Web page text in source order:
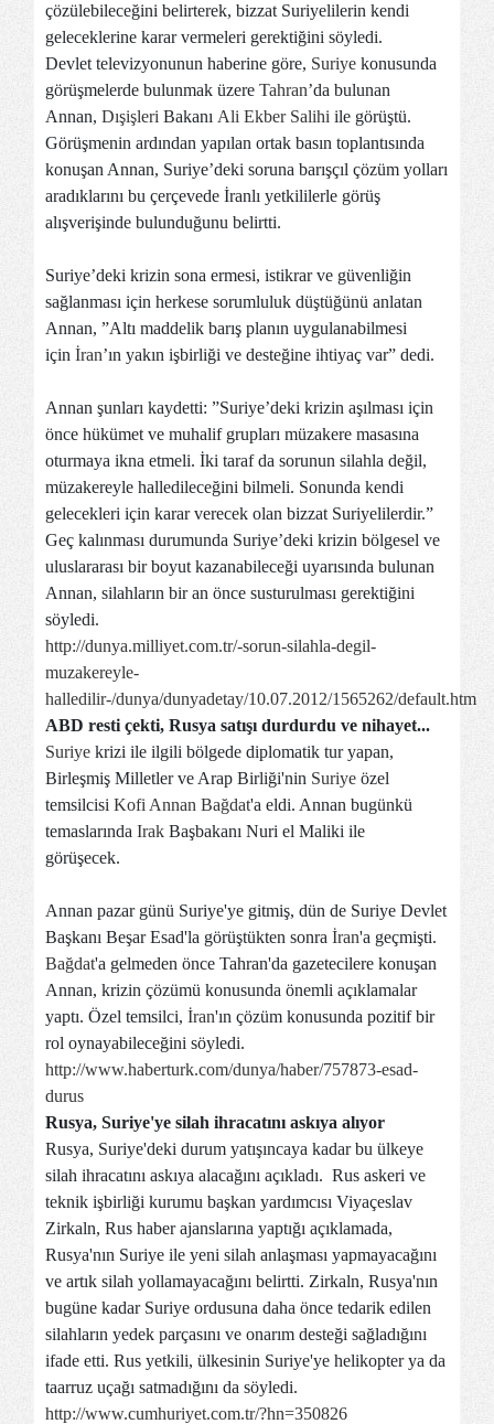
çözülebileceğini belirterek, bizzat Suriyelilerin kendi
geleceklerine karar vermeleri gerektiğini söyledi.
Devlet televizyonunun haberine göre, Suriye konusunda
görüşmelerde bulunmak üzere Tahran’da bulunan
Annan, Dışişleri Bakanı Ali Ekber Salihi ile görüştü.
Görüşmenin ardından yapılan ortak basın toplantısında
konuşan Annan, Suriye’deki soruna barışçıl çözüm yolları
aradıklarını bu çerçevede İranlı yetkililerle görüş
alışverişinde bulunduğunu belirtti.
Suriye’deki krizin sona ermesi, istikrar ve güvenliğin
sağlanması için herkese sorumluluk düştüğünü anlatan
Annan, ”Altı maddelik barış planın uygulanabilmesi
için İran’ın yakın işbirliği ve desteğine ihtiyaç var” dedi.
Annan şunları kaydetti: ”Suriye’deki krizin aşılması için
önce hükümet ve muhalif grupları müzakere masasına
oturmaya ikna etmeli. İki taraf da sorunun silahla değil,
müzakereyle halledileceğini bilmeli. Sonunda kendi
gelecekleri için karar verecek olan bizzat Suriyelilerdir.”
Geç kalınması durumunda Suriye’deki krizin bölgesel ve
uluslararası bir boyut kazanabileceği uyarısında bulunan
Annan, silahların bir an önce susturulması gerektiğini
söyledi.
http://dunya.milliyet.com.tr/-sorun-silahla-degil-
muzakereyle-
halledilir-/dunya/dunyadetay/10.07.2012/1565262/default.htm
ABD resti çekti, Rusya satışı durdurdu ve nihayet...
Suriye krizi ile ilgili bölgede diplomatik tur yapan,
Birleşmiş Milletler ve Arap Birliği'nin Suriye özel
temsilcisi Kofi Annan Bağdat'a eldi. Annan bugünkü
temaslarında Irak Başbakanı Nuri el Maliki ile
görüşecek.
Annan pazar günü Suriye'ye gitmiş, dün de Suriye Devlet
Başkanı Beşar Esad'la görüştükten sonra İran'a geçmişti.
Bağdat'a gelmeden önce Tahran'da gazetecilere konuşan
Annan, krizin çözümü konusunda önemli açıklamalar
yaptı. Özel temsilci, İran'ın çözüm konusunda pozitif bir
rol oynayabileceğini söyledi.
http://www.haberturk.com/dunya/haber/757873-esad-
durus
Rusya, Suriye'ye silah ihracatını askıya alıyor
Rusya, Suriye'deki durum yatışıncaya kadar bu ülkeye
silah ihracatını askıya alacağını açıkladı. Rus askeri ve
teknik işbirliği kurumu başkan yardımcısı Viyaçeslav
Zirkaln, Rus haber ajanslarına yaptığı açıklamada,
Rusya'nın Suriye ile yeni silah anlaşması yapmayacağını
ve artık silah yollamayacağını belirtti. Zirkaln, Rusya'nın
bugüne kadar Suriye ordusuna daha önce tedarik edilen
silahların yedek parçasını ve onarım desteği sağladığını
ifade etti. Rus yetkili, ülkesinin Suriye'ye helikopter ya da
taarruz uçağı satmadığını da söyledi.
http://www.cumhuriyet.com.tr/?hn=350826